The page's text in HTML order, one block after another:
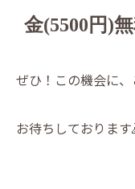
金(5500円)
ぜひ！この機会に
お待ちしております